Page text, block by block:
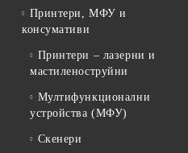
Принтери, МФУ и
консумативи
Принтери – лазерни и
мастиленоструйни
Мултифункционални
устройства (МФУ)
Скенери